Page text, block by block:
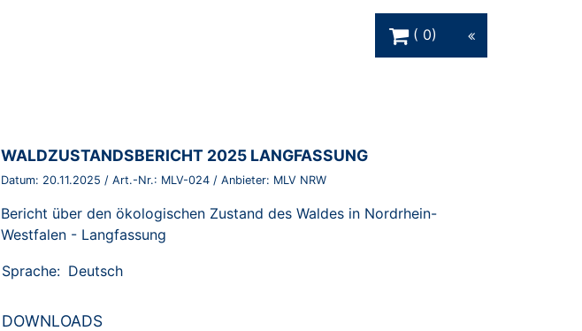
0
BROSCHÜRE:
WALDZUSTANDSBERICHT 2025 LANGFASSUNG
Datum: 20.11.2025 / Art.-Nr.: MLV-024 / Anbieter: MLV NRW
Bericht über den ökologischen Zustand des Waldes in Nordrhein-
Westfalen - Langfassung
Sprache: Deutsch
DOWNLOADS